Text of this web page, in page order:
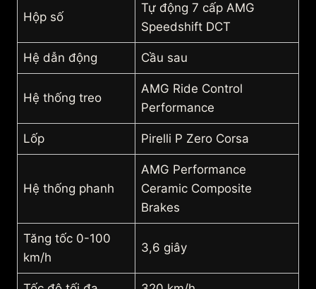
Hộp số
Tự động 7 cấp AMG
Speedshift DCT
Hệ dẫn động Cầu sau
Hệ thống treo
AMG Ride Control
Performance
Lốp Pirelli P Zero Corsa
Hệ thống phanh
AMG Performance
Ceramic Composite
Brakes
Tăng tốc 0-100
km/h
3,6 giây